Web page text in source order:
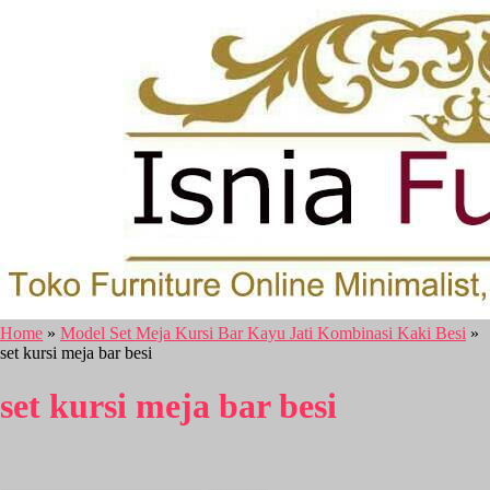
Home » Model Set Meja Kursi Bar Kayu Jati Kombinasi Kaki Besi »
set kursi meja bar besi
set kursi meja bar besi